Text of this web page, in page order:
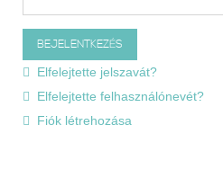
Elfelejtette jelszavát?
Elfelejtette felhasználónevét?
Fiók létrehozása